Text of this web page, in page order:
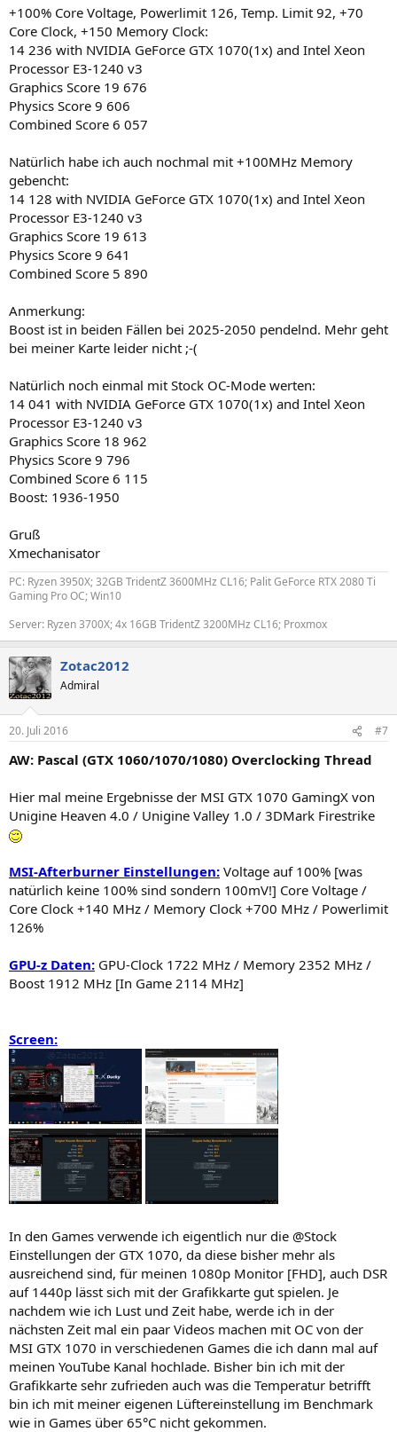
+100% Core Voltage, Powerlimit 126, Temp. Limit 92, +70
Core Clock, +150 Memory Clock:
14 236 with NVIDIA GeForce GTX 1070(1x) and Intel Xeon
Processor E3-1240 v3
Graphics Score 19 676
Physics Score 9 606
Combined Score 6 057
Natürlich habe ich auch nochmal mit +100MHz Memory
gebencht:
14 128 with NVIDIA GeForce GTX 1070(1x) and Intel Xeon
Processor E3-1240 v3
Graphics Score 19 613
Physics Score 9 641
Combined Score 5 890
Anmerkung:
Boost ist in beiden Fällen bei 2025-2050 pendelnd. Mehr geht
bei meiner Karte leider nicht ;-(
Natürlich noch einmal mit Stock OC-Mode werten:
14 041 with NVIDIA GeForce GTX 1070(1x) and Intel Xeon
Processor E3-1240 v3
Graphics Score 18 962
Physics Score 9 796
Combined Score 6 115
Boost: 1936-1950
Gruß
Xmechanisator
PC: Ryzen 3950X; 32GB TridentZ 3600MHz CL16; Palit GeForce RTX 2080 Ti
Gaming Pro OC; Win10
Server: Ryzen 3700X; 4x 16GB TridentZ 3200MHz CL16; Proxmox
Zotac2012
Admiral
20. Juli 2016 #7
AW: Pascal (GTX 1060/1070/1080) Overclocking Thread
Hier mal meine Ergebnisse der MSI GTX 1070 GamingX von
Unigine Heaven 4.0 / Unigine Valley 1.0 / 3DMark Firestrike
MSI-Afterburner Einstellungen: Voltage auf 100% [was
natürlich keine 100% sind sondern 100mV!] Core Voltage /
Core Clock +140 MHz / Memory Clock +700 MHz / Powerlimit
126%
GPU-z Daten: GPU-Clock 1722 MHz / Memory 2352 MHz /
Boost 1912 MHz [In Game 2114 MHz]
Screen:
In den Games verwende ich eigentlich nur die @Stock
Einstellungen der GTX 1070, da diese bisher mehr als
ausreichend sind, für meinen 1080p Monitor [FHD], auch DSR
auf 1440p lässt sich mit der Grafikkarte gut spielen. Je
nachdem wie ich Lust und Zeit habe, werde ich in der
nächsten Zeit mal ein paar Videos machen mit OC von der
MSI GTX 1070 in verschiedenen Games die ich dann mal auf
meinen YouTube Kanal hochlade. Bisher bin ich mit der
Grafikkarte sehr zufrieden auch was die Temperatur betrifft
bin ich mit meiner eigenen Lüftereinstellung im Benchmark
wie in Games über 65°C nicht gekommen.